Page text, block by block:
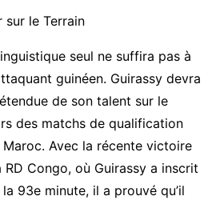
sur le Terrain
seul ne suffira pas à
guinéen. Guirassy devra
de son talent sur le
des matchs de qualification
Avec la récente victoire
Congo, où Guirassy a inscrit
93e minute, il a prouvé qu’il